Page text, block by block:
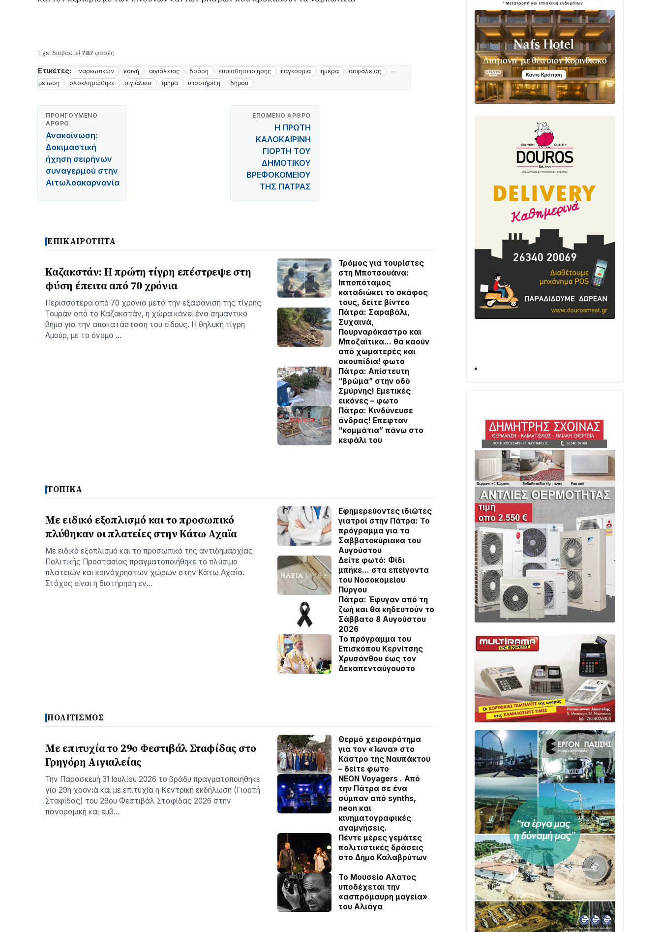
Έχει διαβαστεί 787 φορές
Ετικέτες: ναρκωτικών κοινή αιγιάλειας δράση ευαισθητοποίησης παγκόσμια ημέρα
ασφάλειας
μείωση
ολοκληρώθηκε αιγιάλεια τμήμα υποστήριξη δήμου
ΠΡΟΗΓΟΎΜΕΝΟ
ΆΡΘΡΟ
Ανακοίνωση:
Δοκιμαστική
ήχηση σειρήνων
συναγερμού στην
Αιτωλοακαρνανία
ΕΠΌΜΕΝΟ ΆΡΘΡΟ
Η ΠΡΩΤΗ
ΚΑΛΟΚΑΙΡΙΝΗ
ΓΙΟΡΤΗ ΤΟΥ
ΔΗΜΟΤΙΚΟΥ
ΒΡΕΦΟΚΟΜΕΙΟΥ
ΤΗΣ ΠΑΤΡΑΣ
ΕΠΙΚΑΙΡΟΤΗΤΑ
Καζακστάν: Η πρώτη τίγρη επέστρεψε στη
φύση έπειτα από 70 χρόνια
Περισσότερα από 70 χρόνια μετά την εξαφάνιση της τίγρης
Τουράν από το Καζακστάν, η χώρα κάνει ένα σημαντικό
βήμα για την αποκατάσταση του είδους. Η θηλυκή τίγρη
Αμούρ, με το όνομα …
Τρόμος για τουρίστες
στη Μποτσουάνα:
Ιπποπόταμος
καταδιώκει το σκάφος
τους, δείτε βίντεο
Πάτρα: Σαραβάλι,
Συχαινά,
Πουρναρόκαστρο και
Μποζαϊτικα… θα καούν
από χωματερές και
σκουπίδια! φωτο
Πάτρα: Απίστευτη
“βρώμα” στην οδό
Σμύρνης! Εμετικές
εικόνες – φωτο
Πάτρα: Κινδύνευσε
άνδρας! Επεφταν
“κομμάτια” πάνω στο
κεφάλι του
ΤΟΠΙΚΑ
Με ειδικό εξοπλισμό και το προσωπικό
πλύθηκαν οι πλατείες στην Κάτω Αχαϊα
Με ειδικό εξοπλισμό και το προσωπικό της αντιδημαρχίας
Πολιτικής Προστασίας πραγματοποιήθηκε το πλύσιμο
πλατειών και κοινόχρηστων χώρων στην Κάτω Αχαΐα.
Στόχος είναι η διατήρηση εν…
Εφημερεύοντες ιδιώτες
γιατροί στην Πάτρα: Το
πρόγραμμα για τα
Σαββατοκύριακα του
Αυγούστου
Δείτε φωτό: Φίδι
μπήκε… στα επείγοντα
του Νοσοκομείου
Πύργου
Πάτρα: Έφυγαν από τη
ζωή και θα κηδευτούν το
Σάββατο 8 Αυγούστου
2026
Το πρόγραμμα του
Επισκόπου Κερνίτσης
Χρυσάνθου έως τον
Δεκαπενταύγουστο
ΠΟΛΙΤΙΣΜΟΣ
Με επιτυχία το 29ο Φεστιβάλ Σταφίδας στο
Γρηγόρη Aιγιαλείας
Την Παρασκευή 31 Ιουλίου 2026 το βράδυ πραγματοποιήθηκε
για 29η χρονιά και με επιτυχία η Κεντρική εκδήλωση (Γιορτή
Σταφίδας) του 29ου Φεστιβάλ Σταφίδας 2026 στην
πανοραμική και εμβ…
Θερμό χειροκρότημα
για τον «Ίωνα» στο
Κάστρο της Ναυπάκτου
– δείτε φωτο
NEON Voyagers . Από
την Πάτρα σε ένα
σύμπαν από synths,
neon και
κινηματογραφικές
αναμνήσεις.
Πέντε μέρες γεμάτες
πολιτιστικές δράσεις
στο Δήμο Καλαβρύτων
Το Μουσείο Αλατος
υποδέχεται την
«ασπρόμαυρη μαγεία»
του Αλιάγα